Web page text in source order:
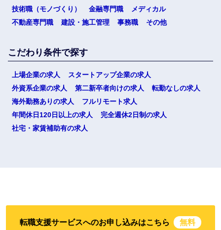
技術職（モノづくり）
金融専門職
メディカル
不動産専門職
建設・施工管理 事務職 その他
こだわり条件で探す
上場企業の求人
スタートアップ企業の求人
外資系企業の求人
第二新卒者向けの求人
転勤なしの求人
海外勤務ありの求人
フルリモート求人
年間休日120日以上の求人
完全週休2日制の求人
社宅・家賃補助有の求人
転職支援サービスへのお申し込みはこちら 無料